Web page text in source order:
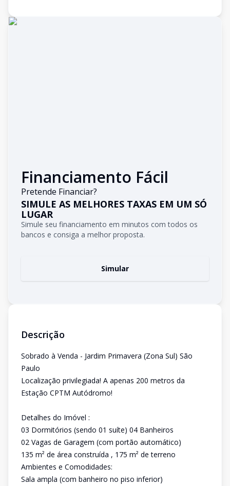
Financiamento Fácil
Pretende Financiar?
SIMULE AS MELHORES TAXAS EM UM SÓ
LUGAR
Simule seu financiamento em minutos com todos os
bancos e consiga a melhor proposta.
Simular
Descrição
Sobrado à Venda - Jardim Primavera (Zona Sul) São
Paulo
Localização privilegiada! A apenas 200 metros da
Estação CPTM Autódromo!
Detalhes do Imóvel :
03 Dormitórios (sendo 01 suíte) 04 Banheiros
02 Vagas de Garagem (com portão automático)
135 m² de área construída , 175 m² de terreno
Ambientes e Comodidades:
Sala ampla (com banheiro no piso inferior)